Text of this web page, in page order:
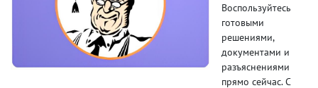
Воспользуйтесь
готовыми
решениями,
документами и
разъяснениями
прямо сейчас. С